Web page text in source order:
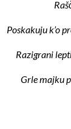
Poskakuju k’o
Razigrani
Grle majku